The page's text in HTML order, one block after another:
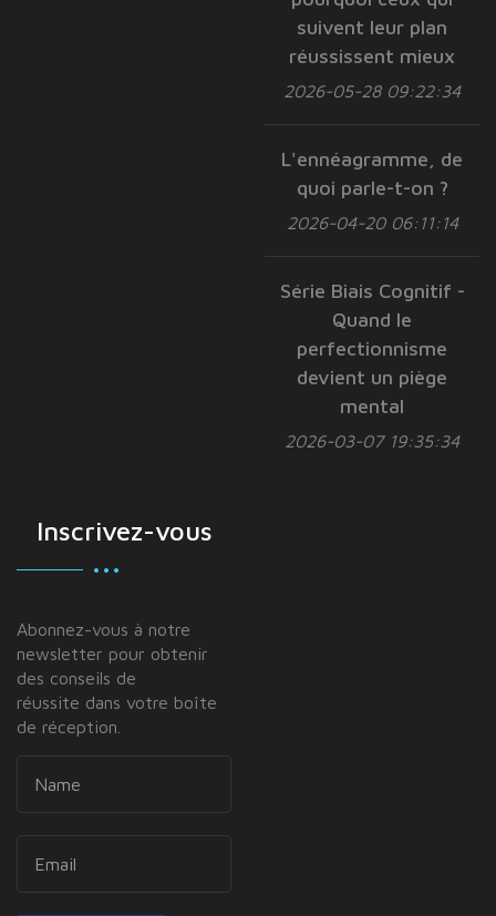
suivent leur plan
réussissent mieux
2026-05-28 09:22:34
L'ennéagramme, de
quoi parle-t-on ?
2026-04-20 06:11:14
Série Biais Cognitif -
Quand le
perfectionnisme
devient un piège
mental
2026-03-07 19:35:34
Inscrivez-vous
Abonnez-vous à notre
newsletter pour obtenir
des conseils de
réussite dans votre boîte
de réception.